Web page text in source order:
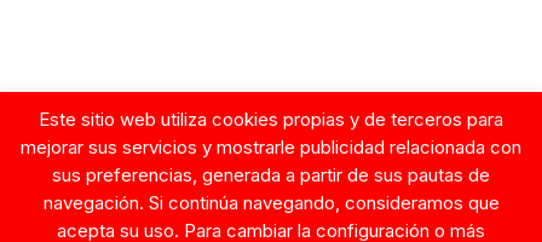
Google
Este sitio web utiliza cookies propias y de terceros para
mejorar sus servicios y mostrarle publicidad relacionada con
sus preferencias, generada a partir de sus pautas de
navegación. Si continúa navegando, consideramos que
acepta su uso. Para cambiar la configuración o más